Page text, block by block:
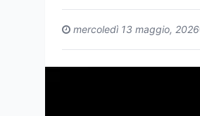
mercoledì 13 maggio, 2026